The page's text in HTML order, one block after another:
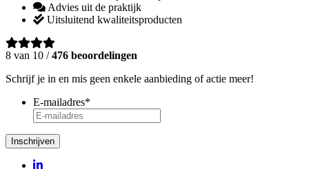
Advies uit de praktijk
Uitsluitend kwaliteitsproducten
8 van 10 /476 beoordelingen
Schrijf je in en mis geen enkele aanbieding of actie meer!
E-mailadres*
Inschrijven